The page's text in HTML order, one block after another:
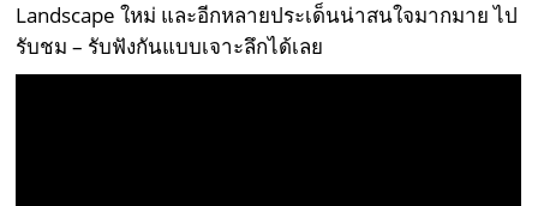
Landscape ใหม่ และอีกหลายประเด็นน่าสนใจมากมาย ไป
รับชม – รับฟังกันแบบเจาะลึกได้เลย